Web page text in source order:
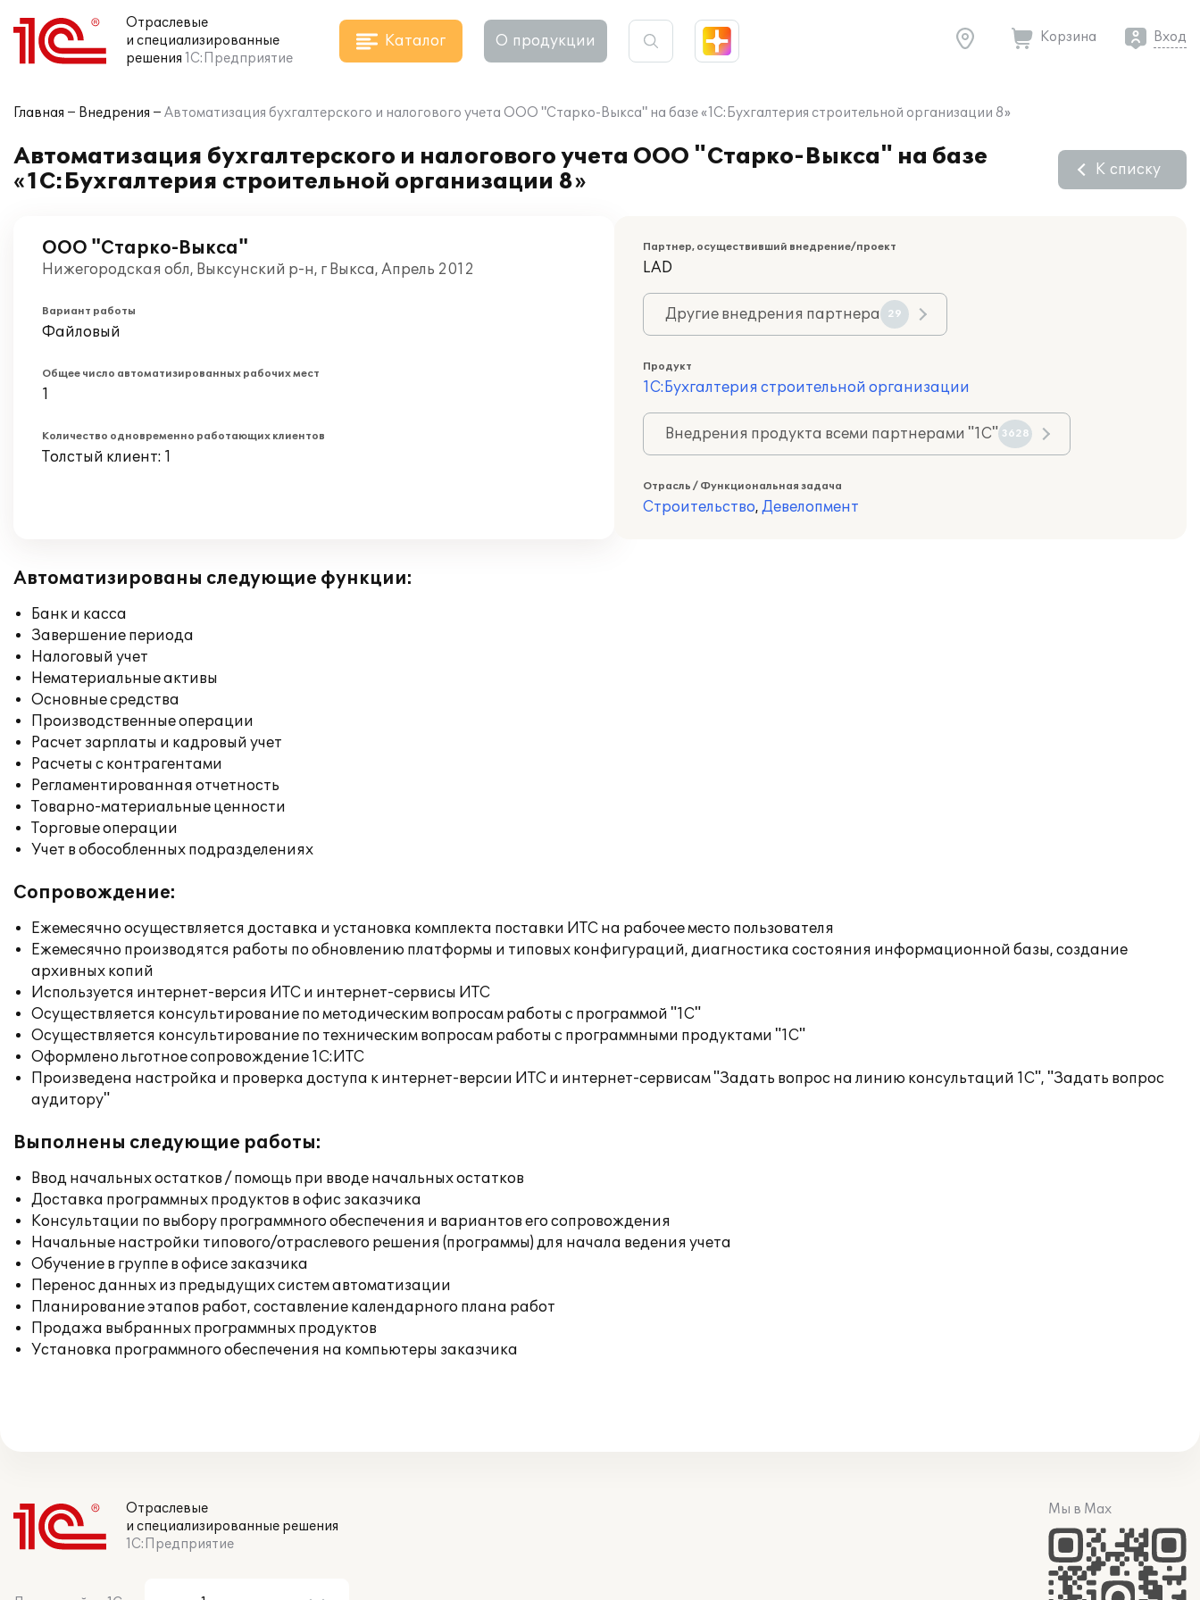
Отраслевые
и специализированные
решения 1С:Предприятие
Каталог О продукции Корзина Вход
Главная Внедрения Автоматизация бухгалтерского и налогового учета ООО "Старко-Выкса" на базе «1С:Бухгалтерия строительной организации 8»
Автоматизация бухгалтерского и налогового учета ООО "Старко-Выкса" на базе
«1С:Бухгалтерия строительной организации 8»
К списку
ООО "Старко-Выкса"
Нижегородская обл, Выксунский р-н, г Выкса, Апрель 2012
Вариант работы
Файловый
Общее число автоматизированных рабочих мест
1
Количество одновременно работающих клиентов
Толстый клиент: 1
Партнер, осуществивший внедрение/проект
LAD
Другие внедрения партнера 29
Продукт
1С:Бухгалтерия строительной организации
Внедрения продукта всеми партнерами "1С" 3628
Отрасль / Функциональная задача
Строительство, Девелопмент
Автоматизированы следующие функции:
Банк и касса
Завершение периода
Налоговый учет
Нематериальные активы
Основные средства
Производственные операции
Расчет зарплаты и кадровый учет
Расчеты с контрагентами
Регламентированная отчетность
Товарно-материальные ценности
Торговые операции
Учет в обособленных подразделениях
Сопровождение:
Ежемесячно осуществляется доставка и установка комплекта поставки ИТС на рабочее место пользователя
Ежемесячно производятся работы по обновлению платформы и типовых конфигураций, диагностика состояния информационной базы, создание
архивных копий
Используется интернет-версия ИТС и интернет-сервисы ИТС
Осуществляется консультирование по методическим вопросам работы с программой "1С"
Осуществляется консультирование по техническим вопросам работы с программными продуктами "1С"
Оформлено льготное сопровождение 1С:ИТС
Произведена настройка и проверка доступа к интернет-версии ИТС и интернет-сервисам "Задать вопрос на линию консультаций 1С", "Задать вопрос
аудитору"
Выполнены следующие работы:
Ввод начальных остатков / помощь при вводе начальных остатков
Доставка программных продуктов в офис заказчика
Консультации по выбору программного обеспечения и вариантов его сопровождения
Начальные настройки типового/отраслевого решения (программы) для начала ведения учета
Обучение в группе в офисе заказчика
Перенос данных из предыдущих систем автоматизации
Планирование этапов работ, составление календарного плана работ
Продажа выбранных программных продуктов
Установка программного обеспечения на компьютеры заказчика
Отраслевые
и специализированные решения
1С:Предприятие
Мы в Max